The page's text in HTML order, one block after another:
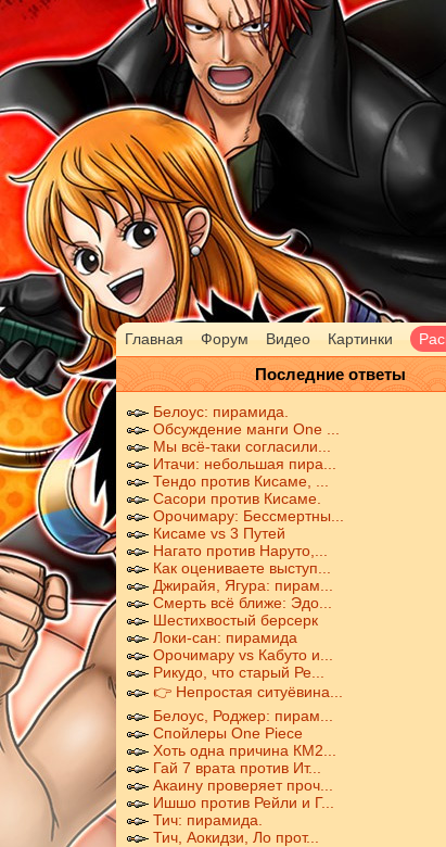
Главная Форум Видео Картинки
Последние ответы
Белоус: пирамида.
Обсуждение манги One ...
Мы всё-таки согласили...
Итачи: небольшая пира...
Тендо против Кисаме, ...
Сасори против Кисаме.
Орочимару: Бессмертны...
Кисаме vs 3 Путей
Нагато против Наруто,...
Как оцениваете выступ...
Джирайя, Ягура: пирам...
Смерть всё ближе: Эдо...
Шестихвостый берсерк
Локи-сан: пирамида
Орочимару vs Кабуто и...
Рикудо, что старый Ре...
👉 Непростая ситуёвина...
Белоус, Роджер: пирам...
Спойлеры One Piece
Хоть одна причина КМ2...
Гай 7 врата против Ит...
Акаину проверяет проч...
Ишшо против Рейли и Г...
Тич: пирамида.
Тич, Аокидзи, Ло прот...